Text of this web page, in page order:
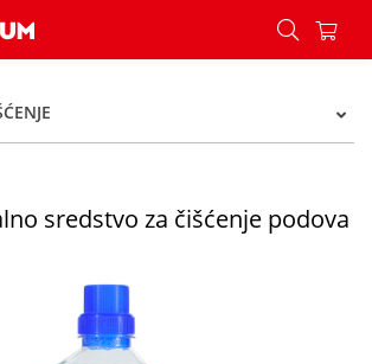
Univerzalno sredstvo za čišćenje podova 1 l
sredstvo za čišćenje podova